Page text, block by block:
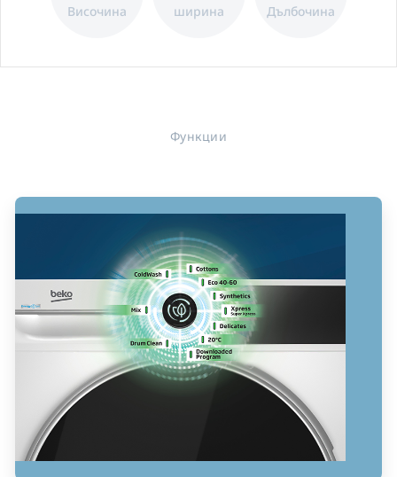
Височина ширина Дълбочина
Функции